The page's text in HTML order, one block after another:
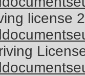
license